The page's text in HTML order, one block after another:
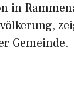
in
Gemeinde.